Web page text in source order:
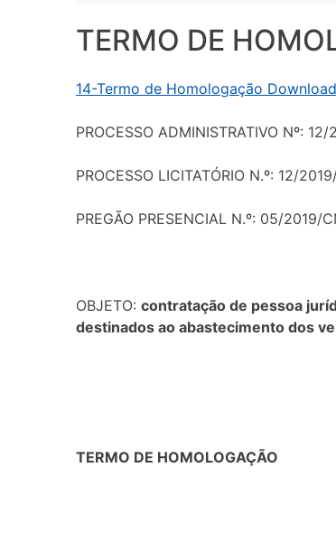
TERMO DE
14-Termo de Homologação
PROCESSO ADMINISTRATIVO Nº:
PROCESSO LICITATÓRIO N.º: 12/
PREGÃO PRESENCIAL N.º: 05/2019/
OBJETO: contratação de pessoa
destinados ao abastecimento dos
TERMO DE HOMOLOGAÇÃO